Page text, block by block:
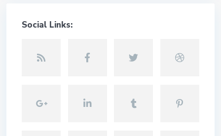
Social Links: